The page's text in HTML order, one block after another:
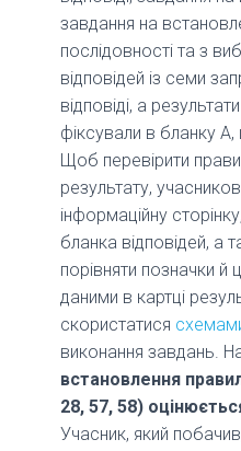
завдання на
послідовності та з
відповідей із семи
відповіді, а
фіксували в бланку
Щоб перевірити
результату,
інформаційну
бланка відповідей, а
порівняти позначки й
даними в картці
скористатися
виконання завдань.
встановлення
28, 57, 58)
Учасник, який